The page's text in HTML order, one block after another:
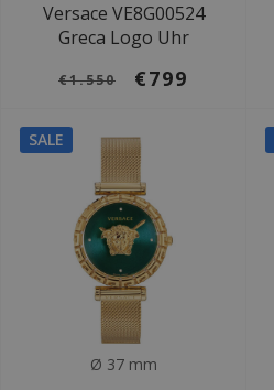
Versace VE8G00524
Greca Logo Uhr
€1.550 €799
SALE
Ø 37 mm